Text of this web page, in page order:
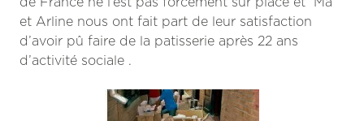
et Arline nous ont fait part de leur satisfaction
d’avoir pû faire de la patisserie après 22 ans
d’activité sociale .